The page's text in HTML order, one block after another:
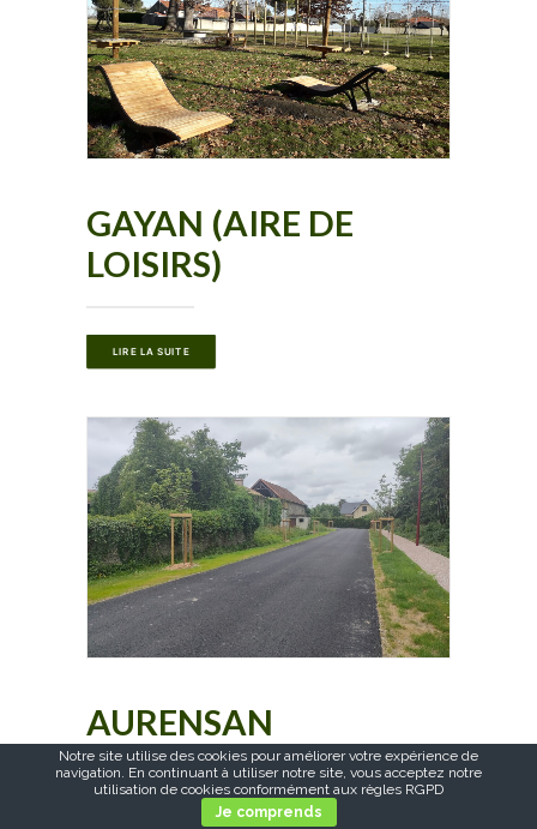
GAYAN (AIRE DE
LOISIRS)
LIRE LA SUITE
AURENSAN
Notre site utilise des cookies pour améliorer votre expérience de
navigation. En continuant à utiliser notre site, vous acceptez notre
utilisation de cookies conformément aux règles RGPD
Je comprends